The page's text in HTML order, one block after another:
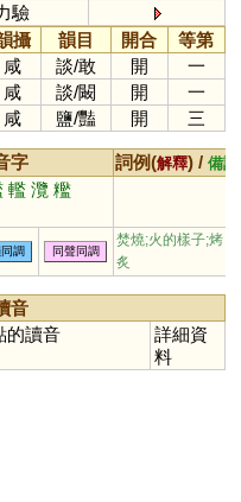
驗
攝 韻目 開合
等第
咸 談/敢 開
一
咸 談/闞 開
一
咸 鹽/豔 開 三
字 詞例(解釋) / 備註
轞 灠 糮
調 同聲同調
焚燒;火的樣子;烤
炙
音
的讀音
詳細資
料